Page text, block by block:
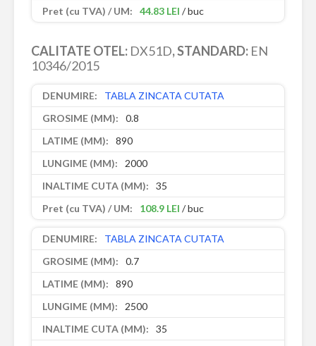
44.83 LEI / buc
CALITATE OTEL: DX51D, STANDARD: EN
10346/2015
TABLA ZINCATA CUTATA
0.8
890
2000
35
108.9 LEI / buc
TABLA ZINCATA CUTATA
0.7
890
2500
35